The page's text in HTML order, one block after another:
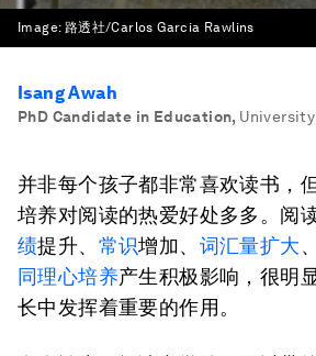
Image: 路透社/Carlos Garcia Rawlins
Isang Awah
PhD Candidate in Education,
并非每个孩子都非常喜欢读书，
培养对阅读的热爱好处多多。阅
绩提升、 常识增加、 词汇量扩大
同理心培养产生积极影响，很明
长中发挥着重要的作用。